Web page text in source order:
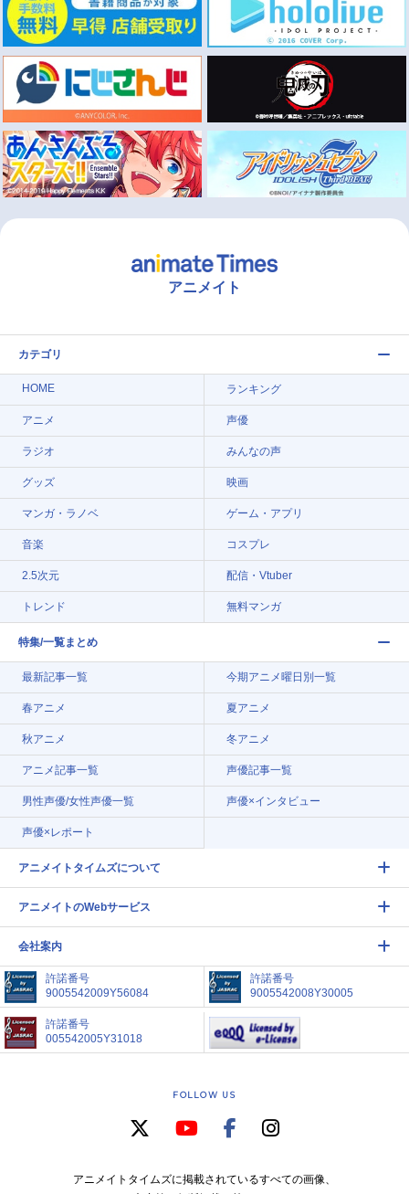
アニメイト
カテゴリ
HOME ランキング
アニメ 声優
ラジオ みんなの声
グッズ 映画
マンガ・ラノベ ゲーム・アプリ
音楽 コスプレ
2.5次元 配信・Vtuber
トレンド 無料マンガ
特集/一覧まとめ
最新記事一覧 今期アニメ曜日別一覧
春アニメ 夏アニメ
秋アニメ 冬アニメ
アニメ記事一覧 声優記事一覧
男性声優/女性声優一覧 声優×インタビュー
声優×レポート
アニメイトタイムズについて
アニメイトのWebサービス
会社案内
許諾番号
9005542009Y56084
許諾番号
9005542008Y30005
許諾番号
005542005Y31018
FOLLOW US
アニメイトタイムズに掲載されているすべての画像、